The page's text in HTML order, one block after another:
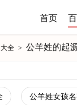
首页
全 > 公羊姓的起
公羊姓女孩